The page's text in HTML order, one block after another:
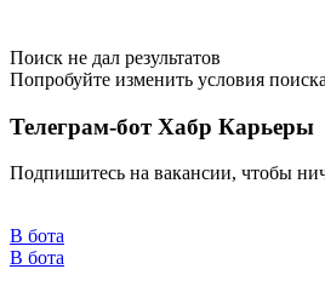
Поиск не дал результатов
Попробуйте изменить условия поиска
Телеграм-бот Хабр Карьеры
Подпишитесь на вакансии, чтобы
В бота
В бота